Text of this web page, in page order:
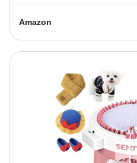
Adultes
Amazon